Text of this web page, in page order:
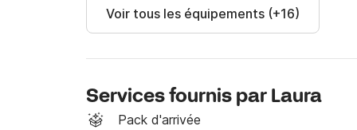
Voir tous les équipements (+16)
Services fournis par Laura
Pack d'arrivée